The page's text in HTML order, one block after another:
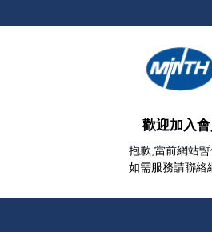
到
歡迎加入
抱歉,當前網站
如需服務請聯絡